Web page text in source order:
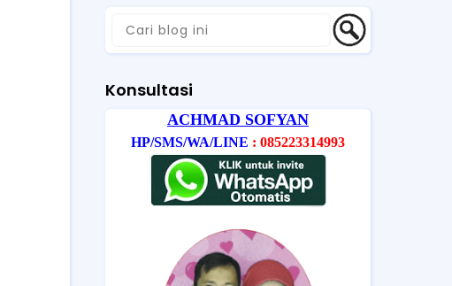
Konsultasi
ACHMAD SOFYAN
HP/SMS/WA/LINE : 085223314993